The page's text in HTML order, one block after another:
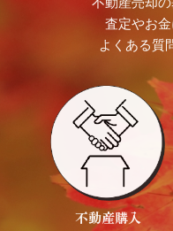
知りたいことや疑
不動産売却
査定やお
よくある